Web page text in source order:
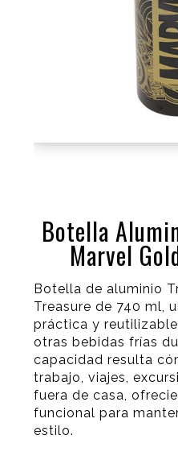
Botella
Marvel
Botella de aluminio
Treasure de 740 ml,
práctica y
otras bebidas frías
capacidad resulta
trabajo, viajes,
fuera de casa,
funcional para
estilo.